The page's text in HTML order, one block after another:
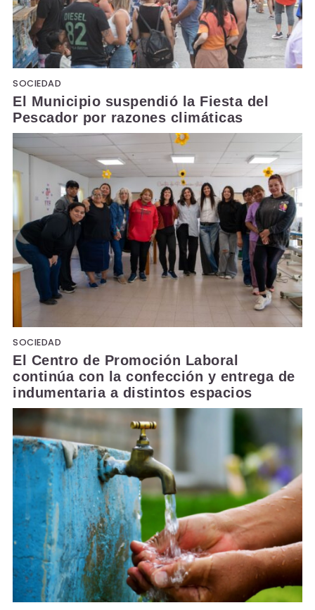
SOCIEDAD
El Municipio suspendió la Fiesta del
Pescador por razones climáticas
SOCIEDAD
El Centro de Promoción Laboral
continúa con la confección y entrega de
indumentaria a distintos espacios